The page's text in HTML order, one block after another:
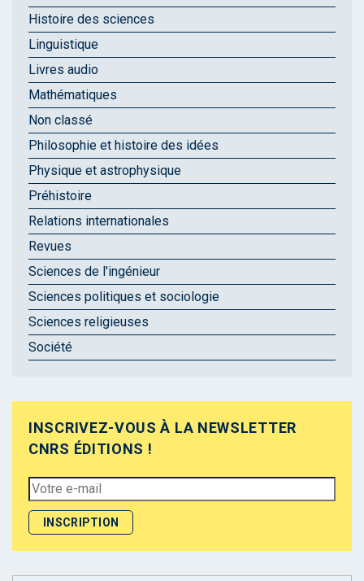
Histoire des sciences
Linguistique
Livres audio
Mathématiques
Non classé
Philosophie et histoire des idées
Physique et astrophysique
Préhistoire
Relations internationales
Revues
Sciences de l'ingénieur
Sciences politiques et sociologie
Sciences religieuses
Société
INSCRIVEZ-VOUS À LA NEWSLETTER
CNRS ÉDITIONS !